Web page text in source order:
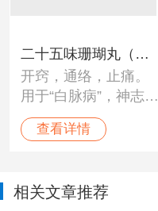
二十五味珊瑚丸（神
猴）
开窍，通络，止痛。
用于“白脉病”，神志不
清，身体麻木，头昏
目眩，脑部疼痛，血
痛。
查看详情
相关文章推荐